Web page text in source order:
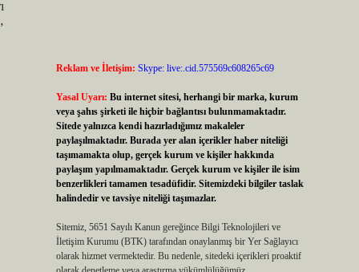
Reklam ve İletişim: Skype: live:.cid.575569c608265c69
Yasal Uyarı: Bu internet sitesi, herhangi bir marka, kurum
veya şahıs şirketi ile hiçbir bağlantısı bulunmamaktadır.
Sitede yalnızca kendi hazırladığımız makaleler
paylaşılmaktadır. Burada yer alan içerikler haber niteliği
taşımamakta olup, gerçek kurum ve kişiler hakkında
paylaşım yapılmamaktadır. Gerçek kurum ve kişiler ile isim
benzerlikleri tamamen tesadüfidir. Sitemizdeki bilgiler taslak
halindedir ve tavsiye niteliği taşımazlar.
Sitemiz, 5651 Sayılı Kanun gereğince Bilgi Teknolojileri ve
İletişim Kurumu (BTK) tarafından onaylanmış bir Yer Sağlayıcı
olarak hizmet vermektedir. Bu nedenle, sitedeki içerikleri proaktif